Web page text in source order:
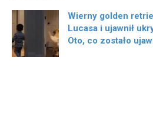
Wierny golden
Lucasa i ujawnił
Oto, co zostało